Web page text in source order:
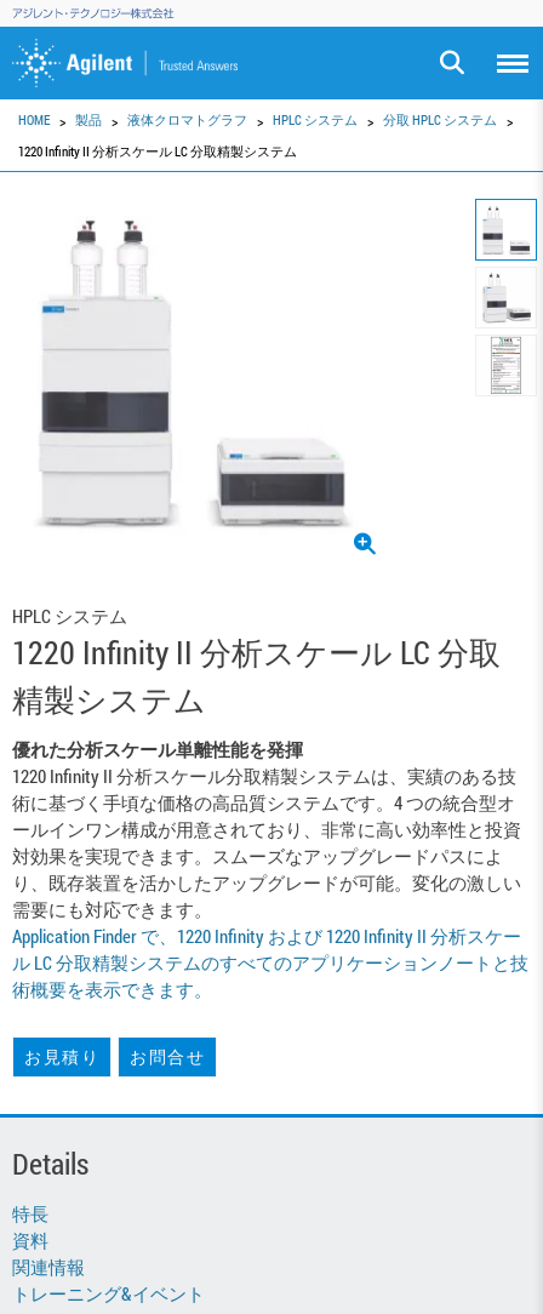
HOME 製品 液体クロマトグラフ HPLC システム
分取 HPLC システム
1220 Infinity II 分析スケール LC 分取精製システム
HPLC システム
1220 Infinity II 分析スケール LC 分取
精製システム
優れた分析スケール単離性能を発揮
1220 Infinity II 分析スケール分取精製システムは、実績のある技
術に基づく手頃な価格の高品質システムです。4 つの統合型オ
ールインワン構成が用意されており、非常に高い効率性と投資
対効果を実現できます。スムーズなアップグレードパスによ
り、既存装置を活かしたアップグレードが可能。変化の激しい
需要にも対応できます。
Application Finder で、1220 Infinity および 1220 Infinity II 分析スケー
ル LC 分取精製システムのすべてのアプリケーションノートと技
術概要を表示できます。
お見積り お問合せ
Details
特長
資料
関連情報
トレーニング&イベント